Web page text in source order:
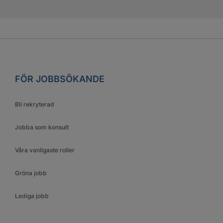
SE MER
FÖR JOBBSÖKANDE
Bli rekryterad
Jobba som konsult
Våra vanligaste roller
Gröna jobb
Lediga jobb